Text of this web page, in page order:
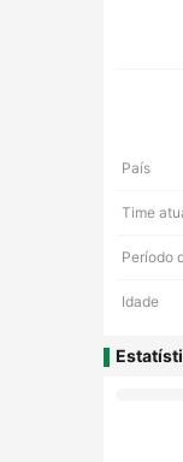
País
Time
Período
Idade